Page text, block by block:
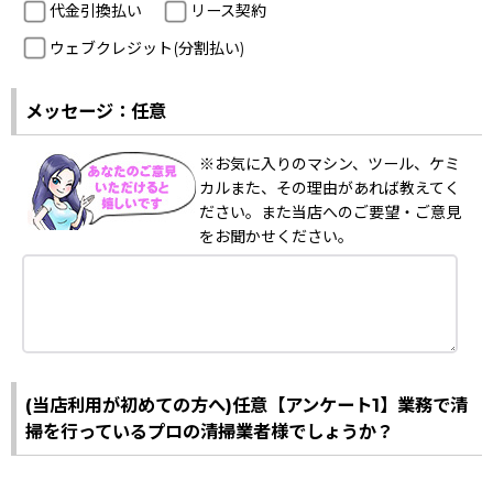
代金引換払い
リース契約
ウェブクレジット(分割払い)
メッセージ：任意
※お気に入りのマシン、ツール、ケミ
カルまた、その理由があれば教えてく
ださい。また当店へのご要望・ご意見
をお聞かせください。
(当店利用が初めての方へ)任意【アンケート1】業務で清
掃を行っているプロの清掃業者様でしょうか？